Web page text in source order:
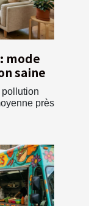
mode
saine
près